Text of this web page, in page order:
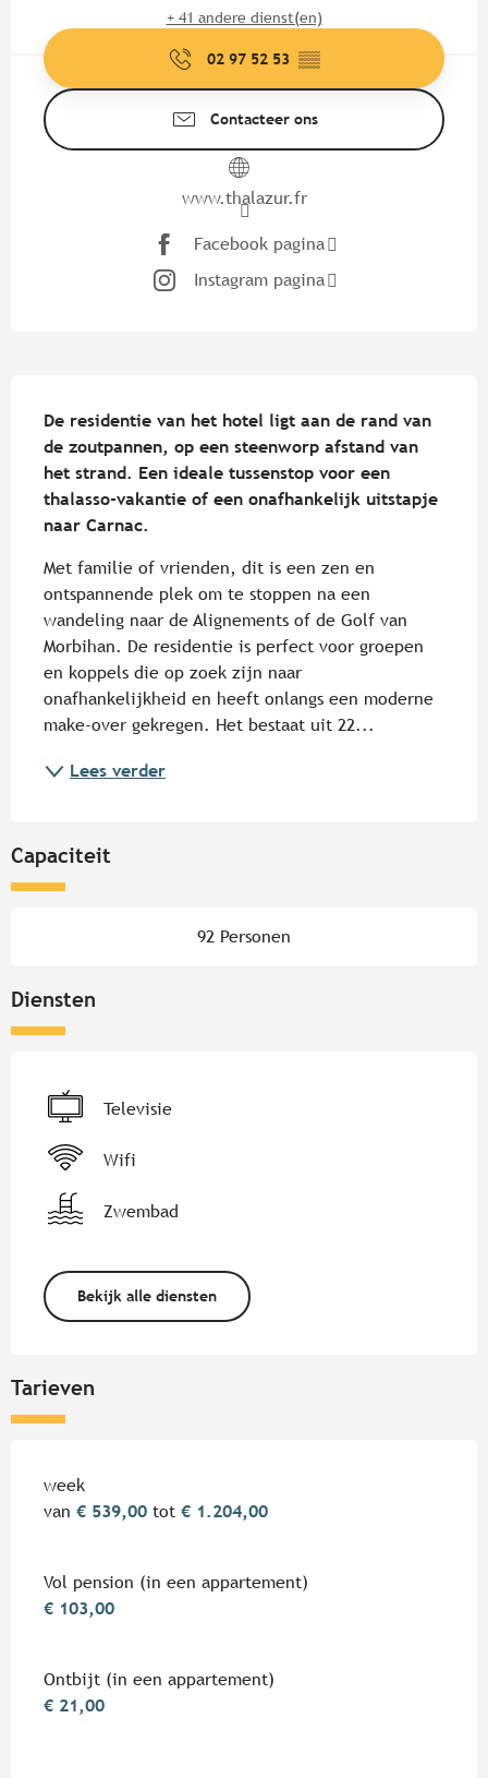
+ 41 andere dienst(en)
02 97 52 53 ▒▒
Contacteer ons
www.thalazur.fr
Facebook pagina
Instagram pagina
De residentie van het hotel ligt aan de rand van
de zoutpannen, op een steenworp afstand van
het strand. Een ideale tussenstop voor een
thalasso-vakantie of een onafhankelijk uitstapje
naar Carnac.
Met familie of vrienden, dit is een zen en
ontspannende plek om te stoppen na een
wandeling naar de Alignements of de Golf van
Morbihan. De residentie is perfect voor groepen
en koppels die op zoek zijn naar
onafhankelijkheid en heeft onlangs een moderne
make-over gekregen. Het bestaat uit 22...
Lees verder
Capaciteit
92 Personen
Diensten
Televisie
Wifi
Zwembad
Bekijk alle diensten
Tarieven
Tarieven 2026
week
van € 539,00 tot € 1.204,00
Vol pension (in een appartement)
€ 103,00
Ontbijt (in een appartement)
€ 21,00